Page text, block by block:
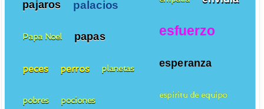
esfuerzo
esperanza
espiritu de equipo
pajaros palacios
Papa Noel papas
peces perros planetas
pobres pociones